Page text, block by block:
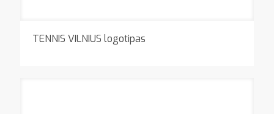
TENNIS VILNIUS logotipas